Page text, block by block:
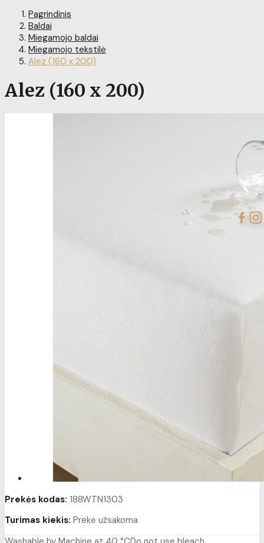
Pagrindinis
Baldai
Miegamojo baldai
Miegamojo tekstilė
Alez (160 x 200)
Alez (160 x 200)
Prekės kodas: 188WTN1303
Turimas kiekis: Prekė užsakoma